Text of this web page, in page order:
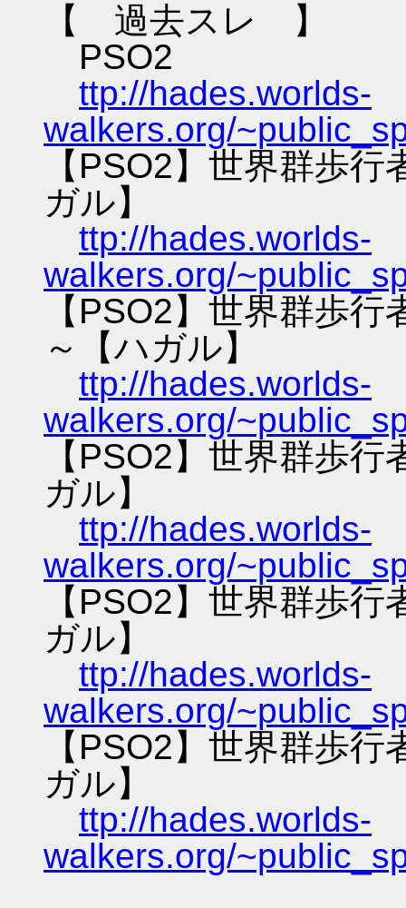
【 過去スレ 】
PSO2
ttp://hades.worlds-
walkers.org/
【PSO2】世界群歩
ガル】
ttp://hades.worlds-
walkers.org/
【PSO2】世界群歩
～【ハガル】
ttp://hades.worlds-
walkers.org/
【PSO2】世界群歩
ガル】
ttp://hades.worlds-
walkers.org/
【PSO2】世界群歩
ガル】
ttp://hades.worlds-
walkers.org/
【PSO2】世界群歩
ガル】
ttp://hades.worlds-
walkers.org/